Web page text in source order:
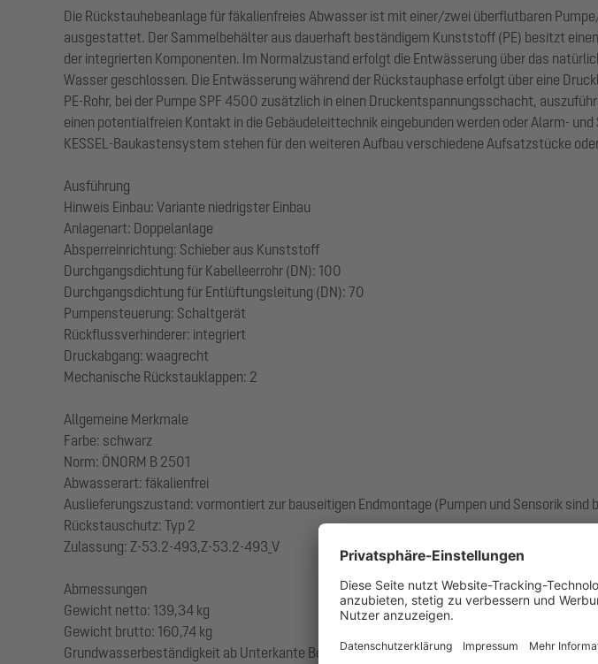
Die Rückstauhebeanlage für fäkalienfreies Abwasser ist mit einer/zwei überflutbaren
ausgestattet. Der Sammelbehälter aus dauerhaft beständigem Kunststoff (PE) besitzt
der integrierten Komponenten. Im Normalzustand erfolgt die Entwässerung über das
Wasser geschlossen. Die Entwässerung während der Rückstauphase erfolgt über eine
PE-Rohr, bei der Pumpe SPF 4500 zusätzlich in einen Druckentspannungsschacht,
einen potentialfreien Kontakt in die Gebäudeleittechnik eingebunden werden oder Alarm-
KESSEL-Baukastensystem stehen für den weiteren Aufbau verschiedene Aufsatzstücke
Ausführung
Hinweis Einbau: Variante niedrigster Einbau
Anlagenart: Doppelanlage
Absperreinrichtung: Schieber aus Kunststoff
Durchgangsdichtung für Kabelleerrohr (DN): 100
Durchgangsdichtung für Entlüftungsleitung (DN): 70
Pumpensteuerung: Schaltgerät
Rückflussverhinderer: integriert
Druckabgang: waagrecht
Mechanische Rückstauklappen: 2
Allgemeine Merkmale
Farbe: schwarz
Norm: ÖNORM B 2501
Abwasserart: fäkalienfrei
Auslieferungszustand: vormontiert zur bauseitigen Endmontage (Pumpen und Sensorik
Rückstauschutz: Typ 2
Zulassung: Z-53.2-493,Z-53.2-493_V
Abmessungen
Gewicht netto: 139,34 kg
Gewicht brutto: 160,74 kg
Grundwasserbeständigkeit ab Unterkante Bodenteil: 3000 mm